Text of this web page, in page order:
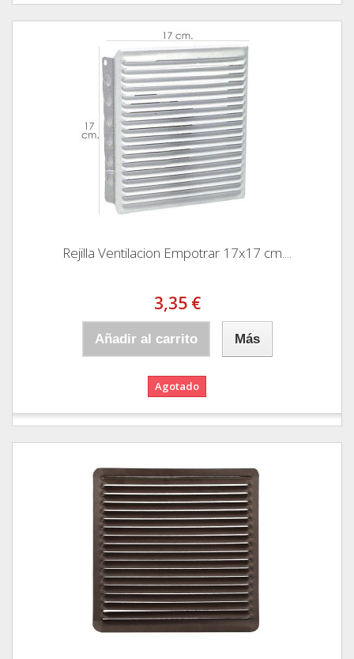
Rejilla Ventilacion Empotrar 17x17 cm....
3,35 €
Añadir al carrito Más
Agotado